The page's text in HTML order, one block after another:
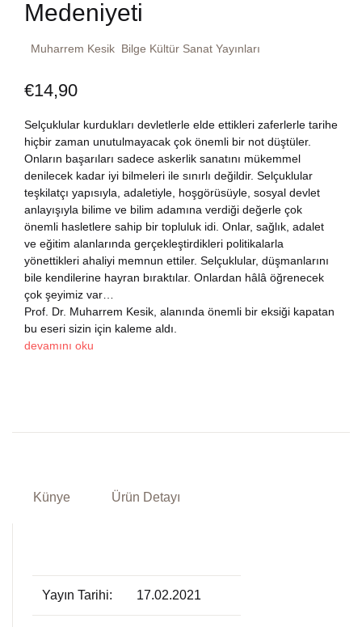
Fransızca
Ingilizce
Kişisel Gelişim
Psikoloji
Siyasi
TR
DE
Medeniyeti
Muharrem Kesik Bilge Kültür Sanat Yayınları
€14,90
Selçuklular kurdukları devletlerle elde ettikleri zaferlerle tarihe
hiçbir zaman unutulmayacak çok önemli bir not düştüler.
Onların başarıları sadece askerlik sanatını mükemmel
denilecek kadar iyi bilmeleri ile sınırlı değildir. Selçuklular
teşkilatçı yapısıyla, adaletiyle, hoşgörüsüyle, sosyal devlet
anlayışıyla bilime ve bilim adamına verdiği değerle çok
önemli hasletlere sahip bir topluluk idi. Onlar, sağlık, adalet
ve eğitim alanlarında gerçekleştirdikleri politikalarla
yönettikleri ahaliyi memnun ettiler. Selçuklular, düşmanlarını
bile kendilerine hayran bıraktılar. Onlardan hâlâ öğrenecek
çok şeyimiz var…
Prof. Dr. Muharrem Kesik, alanında önemli bir eksiği kapatan
bu eseri sizin için kaleme aldı.
devamını oku
Künye Ürün Detayı
Yayın Tarihi: 17.02.2021